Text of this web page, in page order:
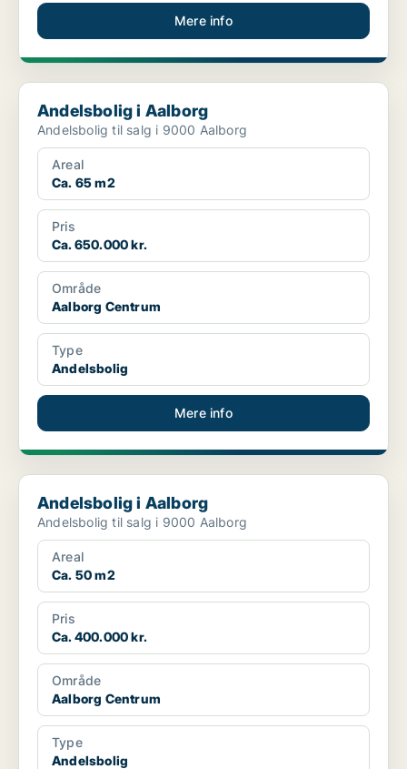
Mere info
Andelsbolig i Aalborg
Andelsbolig i Aalborg
Andelsbolig til salg i 9000 Aalborg
Areal
Ca. 65 m2
Pris
Ca. 650.000 kr.
Område
Aalborg Centrum
Type
Andelsbolig
Mere info
Andelsbolig i Aalborg
Andelsbolig i Aalborg
Andelsbolig til salg i 9000 Aalborg
Areal
Ca. 50 m2
Pris
Ca. 400.000 kr.
Område
Aalborg Centrum
Type
Andelsbolig